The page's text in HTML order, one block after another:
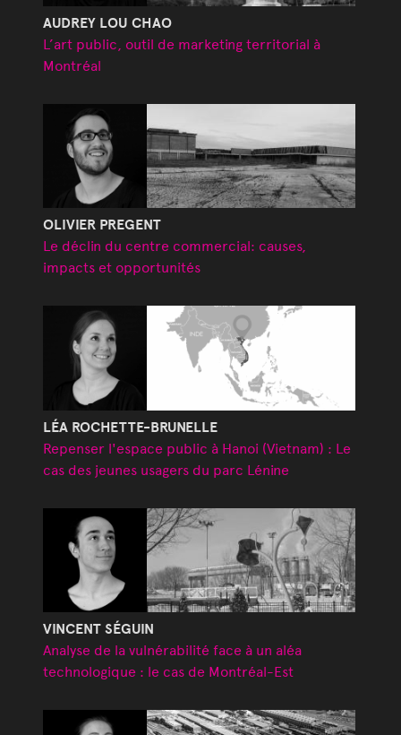
AUDREY LOU CHAO
L’art public, outil de marketing territorial à
Montréal
OLIVIER PREGENT
Le déclin du centre commercial: causes,
impacts et opportunités
LÉA ROCHETTE-BRUNELLE
Repenser l'espace public à Hanoi (Vietnam) : Le
cas des jeunes usagers du parc Lénine
VINCENT SÉGUIN
Analyse de la vulnérabilité face à un aléa
technologique : le cas de Montréal-Est